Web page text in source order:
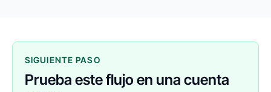
SIGUIENTE PASO
Prueba este flujo en una cuenta